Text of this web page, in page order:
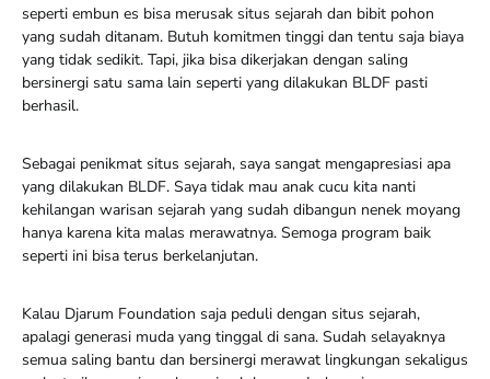
seperti embun es bisa merusak situs sejarah dan bibit pohon
yang sudah ditanam. Butuh komitmen tinggi dan tentu saja biaya
yang tidak sedikit. Tapi, jika bisa dikerjakan dengan saling
bersinergi satu sama lain seperti yang dilakukan BLDF pasti
berhasil.
Sebagai penikmat situs sejarah, saya sangat mengapresiasi apa
yang dilakukan BLDF. Saya tidak mau anak cucu kita nanti
kehilangan warisan sejarah yang sudah dibangun nenek moyang
hanya karena kita malas merawatnya. Semoga program baik
seperti ini bisa terus berkelanjutan.
Kalau Djarum Foundation saja peduli dengan situs sejarah,
apalagi generasi muda yang tinggal di sana. Sudah selayaknya
semua saling bantu dan bersinergi merawat lingkungan sekaligus